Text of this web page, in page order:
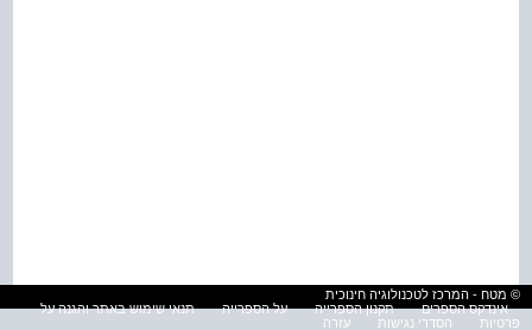
© מטח - המרכז לטכנולוגיה חינוכית
אינדקס הספרים
תקנון הספרייה על הספרייה
תנאי שימוש באתר והגנה על
פרטיות
הסדרי נגישות עזרה